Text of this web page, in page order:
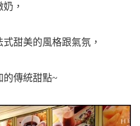
，
甜美的風格跟氣氛，
的傳統甜點~